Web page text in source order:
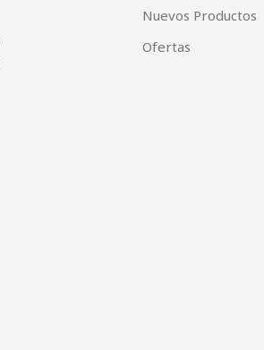
Nuevos Productos
Ofertas